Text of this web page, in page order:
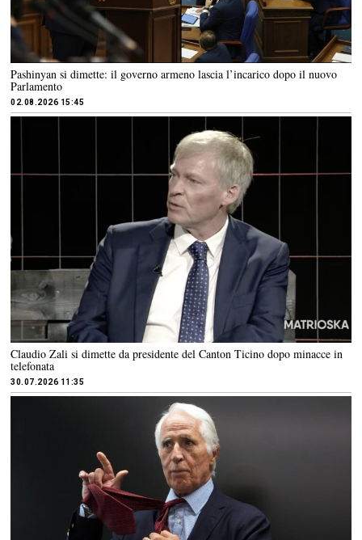
Pashinyan si dimette: il governo armeno lascia l’incarico dopo il nuovo
Parlamento
02.08.2026 15:45
Claudio Zali si dimette da presidente del Canton Ticino dopo minacce in
telefonata
30.07.2026 11:35